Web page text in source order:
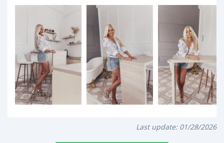
Last update: 01/28/2026